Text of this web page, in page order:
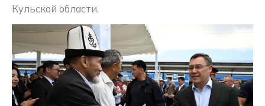
Кульской области.